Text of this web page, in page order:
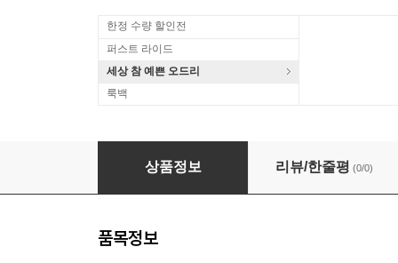
한정 수량 할인전
퍼스트 라이드
세상 참 예쁜 오드리
룩백
Nitin Sawhney (니틴 소니) - 1집 Migration
상품정보 리뷰/한줄평 (0/0)
품목정보